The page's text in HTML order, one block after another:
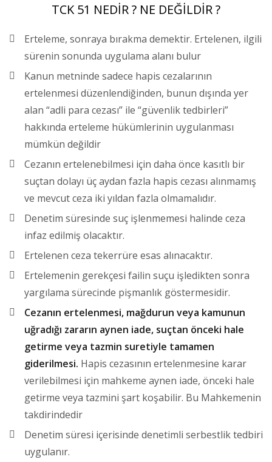
TCK 51 NEDİR ? NE DEĞİLDİR ?
Erteleme, sonraya bırakma demektir. Ertelenen, ilgili
sürenin sonunda uygulama alanı bulur
Kanun metninde sadece hapis cezalarının
ertelenmesi düzenlendiğinden, bunun dışında yer
alan “adli para cezası” ile “güvenlik tedbirleri”
hakkında erteleme hükümlerinin uygulanması
mümkün değildir
Cezanın ertelenebilmesi için daha önce kasıtlı bir
suçtan dolayı üç aydan fazla hapis cezası alınmamış
ve mevcut ceza iki yıldan fazla olmamalıdır.
Denetim süresinde suç işlenmemesi halinde ceza
infaz edilmiş olacaktır.
Ertelenen ceza tekerrüre esas alınacaktır.
Ertelemenin gerekçesi failin suçu işledikten sonra
yargılama sürecinde pişmanlık göstermesidir.
Cezanın ertelenmesi, mağdurun veya kamunun
uğradığı zararın aynen iade, suçtan önceki hale
getirme veya tazmin suretiyle tamamen
giderilmesi. Hapis cezasının ertelenmesine karar
verilebilmesi için mahkeme aynen iade, önceki hale
getirme veya tazmini şart koşabilir. Bu Mahkemenin
takdirindedir
Denetim süresi içerisinde denetimli serbestlik tedbiri
uygulanır.